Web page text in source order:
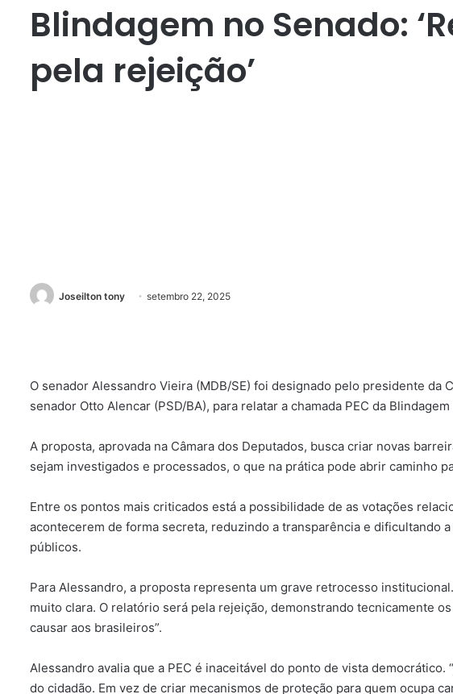
Blindagem no Senado:
pela rejeição’
Joseilton tony setembro 22, 2025
O senador Alessandro Vieira (MDB/SE) foi designado pelo presidente da
senador Otto Alencar (PSD/BA), para relatar a chamada PEC da
A proposta, aprovada na Câmara dos Deputados, busca criar novas
sejam investigados e processados, o que na prática pode abrir caminho
Entre os pontos mais criticados está a possibilidade de as votações
acontecerem de forma secreta, reduzindo a transparência e dificultando
públicos.
Para Alessandro, a proposta representa um grave retrocesso
muito clara. O relatório será pela rejeição, demonstrando tecnicamente
causar aos brasileiros”.
Alessandro avalia que a PEC é inaceitável do ponto de vista democrático.
do cidadão. Em vez de criar mecanismos de proteção para quem ocupa